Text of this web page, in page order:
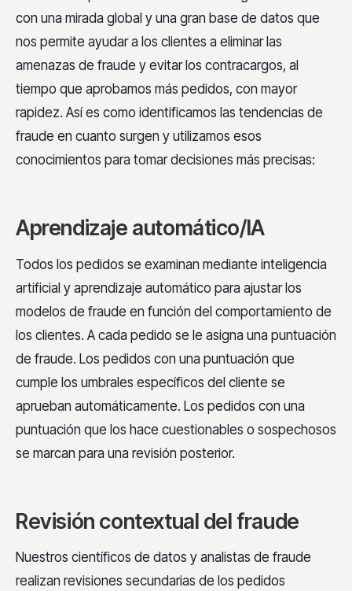
con una mirada global y una gran base de datos que
nos permite ayudar a los clientes a eliminar las
amenazas de fraude y evitar los contracargos, al
tiempo que aprobamos más pedidos, con mayor
rapidez. Así es como identificamos las tendencias de
fraude en cuanto surgen y utilizamos esos
conocimientos para tomar decisiones más precisas:
Aprendizaje automático/IA
Todos los pedidos se examinan mediante inteligencia
artificial y aprendizaje automático para ajustar los
modelos de fraude en función del comportamiento de
los clientes. A cada pedido se le asigna una puntuación
de fraude. Los pedidos con una puntuación que
cumple los umbrales específicos del cliente se
aprueban automáticamente. Los pedidos con una
puntuación que los hace cuestionables o sospechosos
se marcan para una revisión posterior.
Revisión contextual del fraude
Nuestros científicos de datos y analistas de fraude
realizan revisiones secundarias de los pedidos